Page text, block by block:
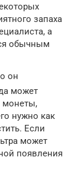
запаха
а
обычным
он
может
монеты,
нужно как
Если
может
появления